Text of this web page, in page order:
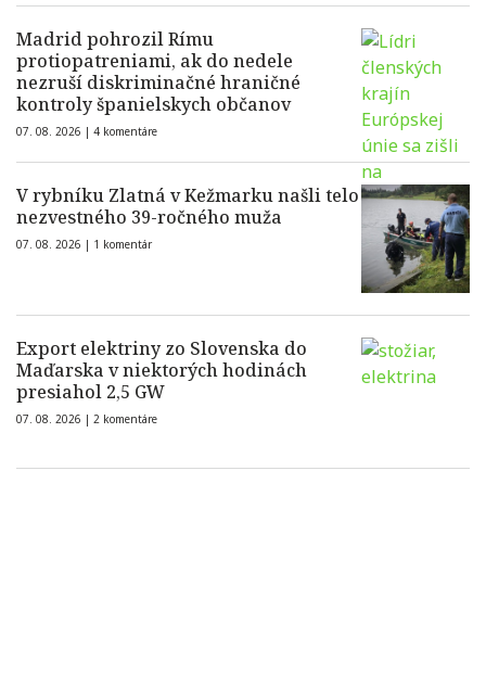
Madrid pohrozil Rímu
protiopatreniami, ak do nedele
nezruší diskriminačné hraničné
kontroly španielskych občanov
07. 08. 2026 | 4 komentáre
V rybníku Zlatná v Kežmarku našli telo
nezvestného 39-ročného muža
07. 08. 2026 | 1 komentár
Export elektriny zo Slovenska do
Maďarska v niektorých hodinách
presiahol 2,5 GW
07. 08. 2026 | 2 komentáre